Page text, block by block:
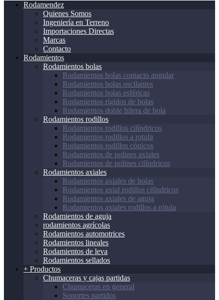
Rodamendez
Quienes Somos
Ingeniería en Terreno
Importaciones Directas
Marcas
Contacto
Rodamientos
Rodamientos bolas
Rodamientos bolas contacto angular
Rodamientos bolas oscilantes
Rodamientos bolas esféricas
Rodamientos rígidos de bolas
Rodamientos doble hilera de bola
Rodamientos rodillos
Rodamientos rodillos cilíndricos
Rodamientos rodillos a rotula
Rodamientos rodillos cónicos
Rodamientos de polines axiales
Rodamientos de polines cilíndricos
Rodamientos axiales
Rodamientos axiales de bolas
Rodamientos axial rodillos cilíndricos
Rodamientos axiales de aguja
Rodamientos axiales rodillos a rótula
Rodamientos de aguja
rodamientos agrícolas
Rodamientos automotrices
Rodamientos lineales
Rodamientos de leva
Rodamientos sellados
+ Productos
Chumaceras y cajas partidas
Chumaceras en general
Soportes partidos